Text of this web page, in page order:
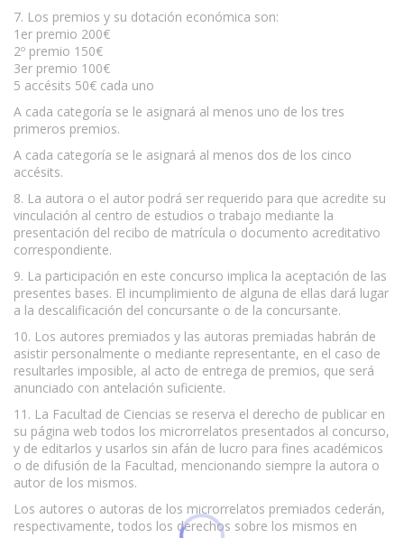
7. Los premios y su dotación económica son:
1er premio 200€
2º premio 150€
3er premio 100€
5 accésits 50€ cada uno
A cada categoría se le asignará al menos uno de los tres
primeros premios.
A cada categoría se le asignará al menos dos de los cinco
accésits.
8. La autora o el autor podrá ser requerido para que acredite su
vinculación al centro de estudios o trabajo mediante la
presentación del recibo de matrícula o documento acreditativo
correspondiente.
9. La participación en este concurso implica la aceptación de las
presentes bases. El incumplimiento de alguna de ellas dará lugar
a la descalificación del concursante o de la concursante.
10. Los autores premiados y las autoras premiadas habrán de
asistir personalmente o mediante representante, en el caso de
resultarles imposible, al acto de entrega de premios, que será
anunciado con antelación suficiente.
11. La Facultad de Ciencias se reserva el derecho de publicar en
su página web todos los microrrelatos presentados al concurso,
y de editarlos y usarlos sin afán de lucro para fines académicos
o de difusión de la Facultad, mencionando siempre la autora o
autor de los mismos.
Los autores o autoras de los microrrelatos premiados cederán,
respectivamente, todos los derechos sobre los mismos en